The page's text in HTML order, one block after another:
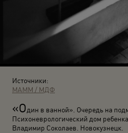
Источники:
МАММ / МДФ
«Один в ванной». Очередь на
Психоневрологический дом
Владимир Соколаев. Новокузнецк.